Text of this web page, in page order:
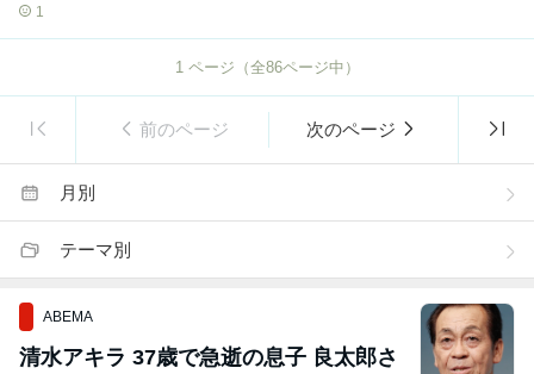
1
1ページ（全86ページ中）
前のページ 次のページ
月別
テーマ別
ABEMA
清水アキラ 37歳で急逝の息子 良太郎さ